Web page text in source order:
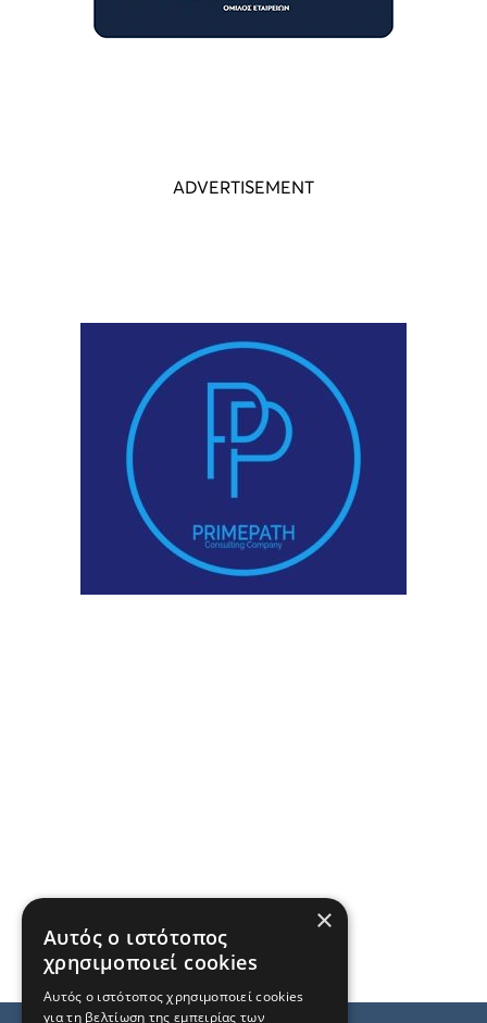
×
Αυτός ο ιστότοπος
χρησιμοποιεί cookies
Αυτός ο ιστότοπος χρησιμοποιεί cookies
για τη βελτίωση της εμπειρίας των